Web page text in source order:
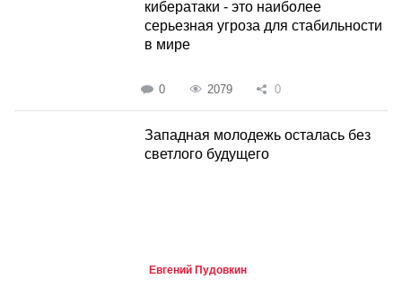
кибератаки - это наиболее
серьезная угроза для стабильности
в мире
0 2079 0
Западная молодежь осталась без
светлого будущего
Евгений Пудовкин